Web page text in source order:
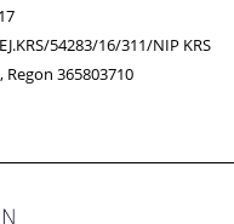
54283/16/311/NIP KRS
Regon 365803710